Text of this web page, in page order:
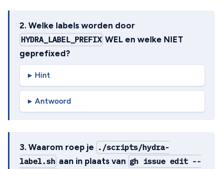
2. Welke labels worden door
HYDRA_LABEL_PREFIX WEL en welke NIET
geprefixed?
Hint
Antwoord
3. Waarom roep je ./scripts/hydra-
label.sh aan in plaats van gh issue edit --